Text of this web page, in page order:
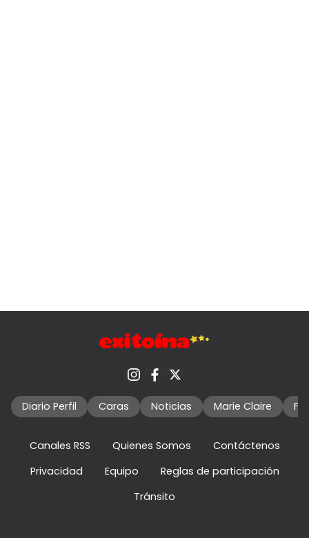
Diario Perfil Caras Noticias Marie Claire
Canales RSS Quienes Somos
Contáctenos
Privacidad
Equipo
Reglas de participación
Tránsito